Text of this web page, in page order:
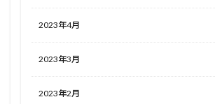
2023年4月
2023年3月
2023年2月